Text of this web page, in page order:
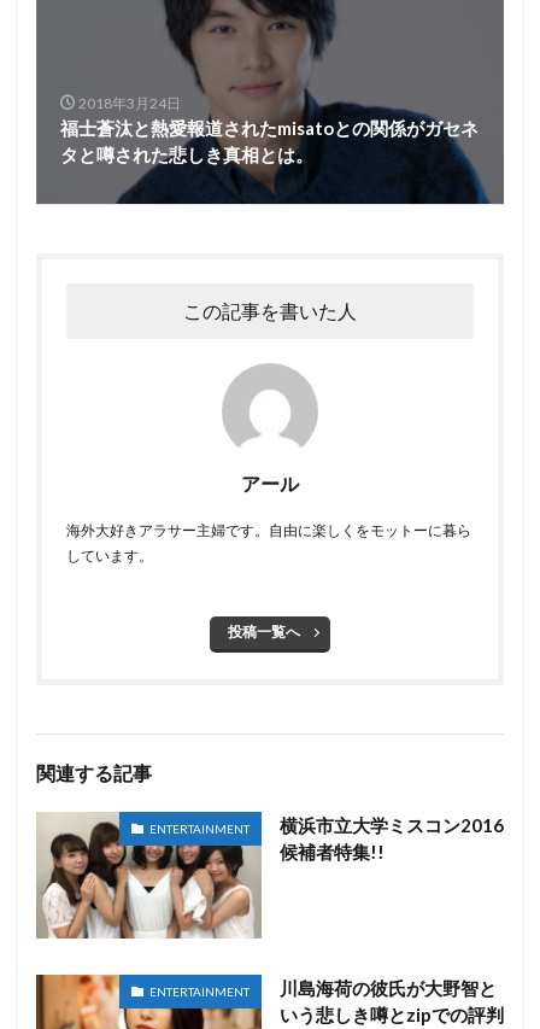
2018年3月24日
福士蒼汰と熱愛報道されたmisatoとの関係がガセネ
タと噂された悲しき真相とは。
この記事を書いた人
アール
海外大好きアラサー主婦です。自由に楽しくをモットーに暮ら
しています。
投稿一覧へ
関連する記事
ENTERTAINMENT
横浜市立大学ミスコン2016
候補者特集!!
ENTERTAINMENT
川島海荷の彼氏が大野智と
いう悲しき噂とzipでの評判